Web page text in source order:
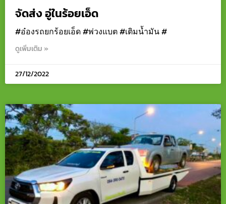
จัดส่ง อู่ในร้อยเอ็ด
#อ๋องรถยกร้อยเอ็ด #พ่วงแบต #เติมน้ำมัน #
ดูเพิ่มเติม »
27/12/2022